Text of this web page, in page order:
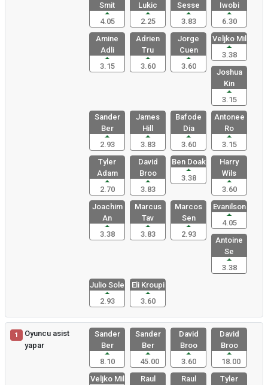
Smit
4.05
Lukic
2.25
Sesse
3.83
Iwobi
6.30
Amine
Adli
3.15
Adrien
Tru
3.60
Jorge
Cuen
3.60
Veljko Mil
3.38
Joshua
Kin
3.15
Sander
Ber
2.93
James
Hill
3.83
Bafode
Dia
3.60
Antonee
Ro
3.15
Tyler
Adam
2.70
David
Broo
3.83
Ben Doak
3.38
Harry
Wils
3.60
Joachim
An
3.38
Marcus
Tav
3.83
Marcos
Sen
2.93
Evanilson
4.05
Antoine
Se
3.38
Julio Sole
2.93
Eli Kroupi
3.60
1
Oyuncu asist
yapar
Sander
Ber
8.10
Sander
Ber
45.00
David
Broo
3.60
David
Broo
18.00
Veljko Mil
Raul
Raul
Tyler